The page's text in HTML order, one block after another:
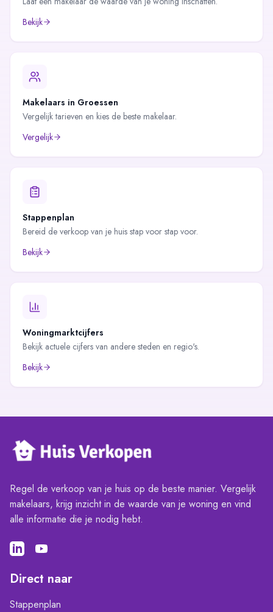
Bekijk
Makelaars in Groessen
Vergelijk tarieven en kies de beste makelaar.
Vergelijk
Stappenplan
Bereid de verkoop van je huis stap voor stap voor.
Bekijk
Woningmarktcijfers
Bekijk actuele cijfers van andere steden en regio's.
Bekijk
Regel de verkoop van je huis op de beste manier. Vergelijk
makelaars, krijg inzicht in de waarde van je woning en vind
alle informatie die je nodig hebt.
Direct naar
Stappenplan